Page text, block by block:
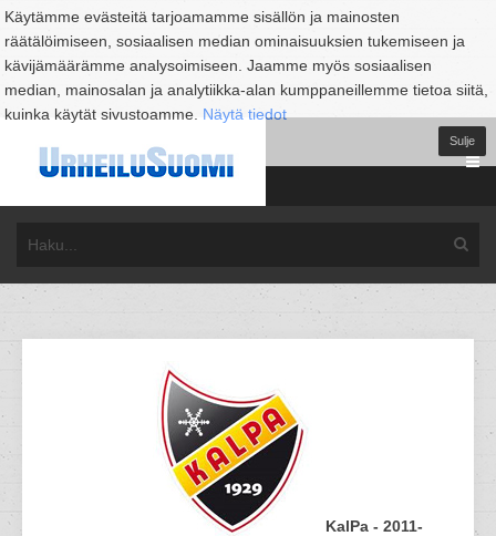
Käytämme evästeitä tarjoamamme sisällön ja mainosten
räätälöimiseen, sosiaalisen median ominaisuuksien tukemiseen ja
kävijämäärämme analysoimiseen. Jaamme myös sosiaalisen
median, mainosalan ja analytiikka-alan kumppaneillemme tietoa siitä,
kuinka käytät sivustoamme. Näytä tiedot
Sulje
KalPa - 2011-